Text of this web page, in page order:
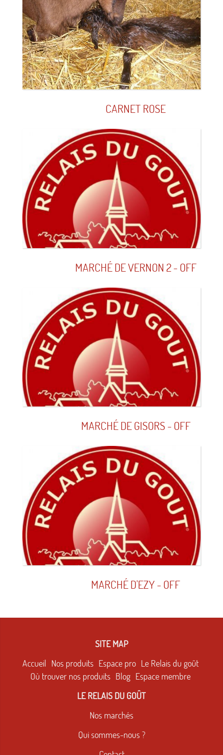
CARNET ROSE
MARCHÉ DE VERNON 2 - OFF
MARCHÉ DE GISORS - OFF
MARCHÉ D'EZY - OFF
SITE MAP
Accueil Nos produits Espace pro Le Relais du goût
Où trouver nos produits Blog Espace membre
LE RELAIS DU GOÛT
Nos marchés
Qui sommes-nous ?